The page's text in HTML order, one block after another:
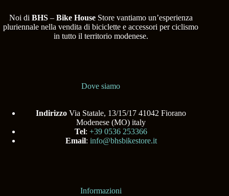
Noi di BHS– Bike HouseStore vantiamo un’esperienza
pluriennale nella vendita di biciclette e accessori per ciclismo
in tutto il territorio modenese.
Dove siamo
Indirizzo Via Statale, 13/15/17 41042 Fiorano
Modenese (MO) italy
Tel:+39 0536 253366
Email: info@bhsbikestore.it
Informazioni